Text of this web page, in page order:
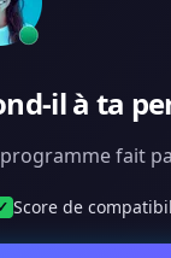
il à ta
fait
Score de